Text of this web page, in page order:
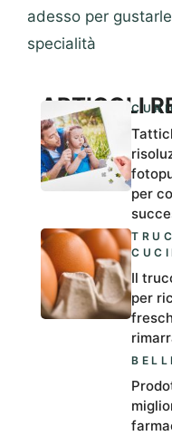
adesso per
specialità
ARTICOLI
per
Il
per